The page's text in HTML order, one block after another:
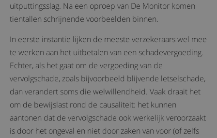
uitputtingsslag. Na een oproep van De Monitor komen
tientallen schrijnende voorbeelden binnen.
In eerste instantie lijken de meeste verzekeraars wel mee
te werken aan het uitbetalen van een schadevergoeding.
Echter, als het gaat om de vergoeding van de
vervolgschade, zoals bijvoorbeeld blijvende letselschade,
dan verandert soms die welwillendheid. Vaak draait het
om de bewijslast rond de causaliteit: het kunnen
aantonen dat de vervolgschade ook werkelijk veroorzaakt
is door het ongeval en niet door zaken van voor (of zelfs